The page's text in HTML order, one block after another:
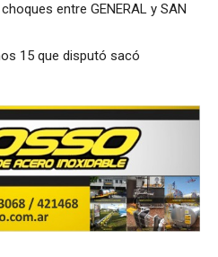
choques entre GENERAL y SAN
15 que disputó sacó